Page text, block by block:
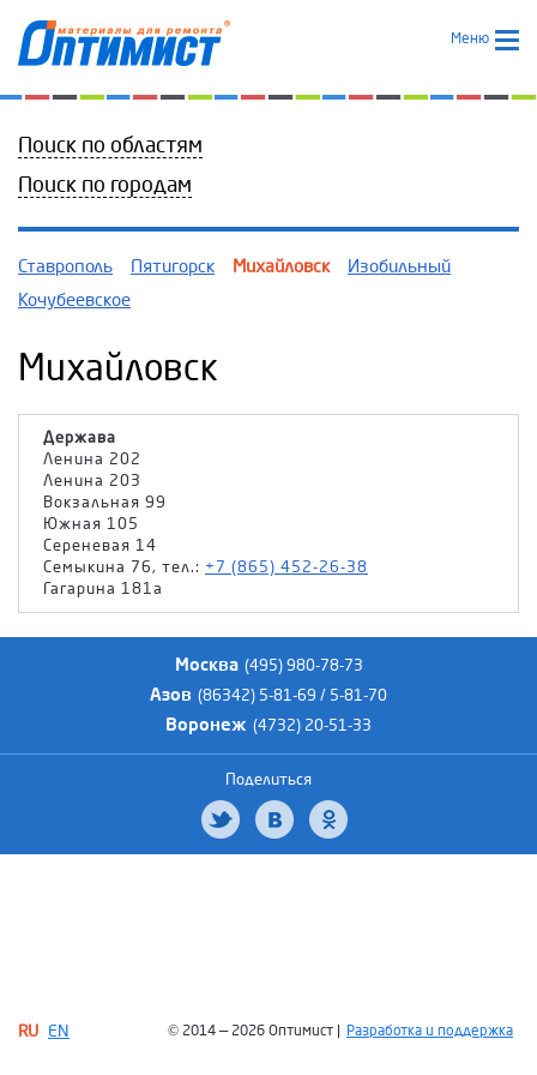
Меню
Поиск по областям
Поиск по городам
Ставрополь Пятигорск Михайловск
Изобильный
Кочубеевское
Михайловск
Держава
Ленина 202
Ленина 203
Вокзальная 99
Южная 105
Сереневая 14
Семыкина 76, тел.: +7 (865) 452-26-38
Гагарина 181а
Москва (495) 980-78-73
Азов (86342) 5-81-69 / 5-81-70
Воронеж (4732) 20-51-33
Поделиться
RU EN © 2014 — 2026 Оптимист | Разработка и поддержка